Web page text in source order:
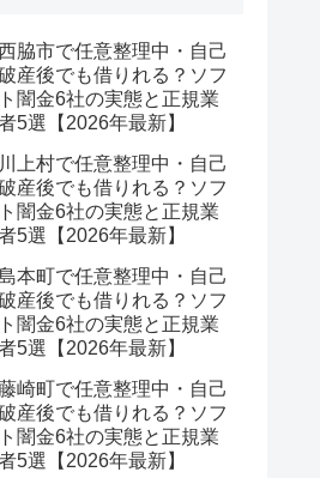
西脇市で任意整理中・自己
産後でも借りれる？ソフ
ト闇金6社の実態と正規業
5選【2026年最新】
川上村で任意整理中・自己
産後でも借りれる？ソフ
ト闇金6社の実態と正規業
5選【2026年最新】
本町で任意整理中・自己
産後でも借りれる？ソフ
ト闇金6社の実態と正規業
5選【2026年最新】
藤崎町で任意整理中・自己
産後でも借りれる？ソフ
ト闇金6社の実態と正規業
5選【2026年最新】